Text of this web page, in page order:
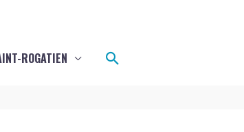
ROGATIEN Rechercher